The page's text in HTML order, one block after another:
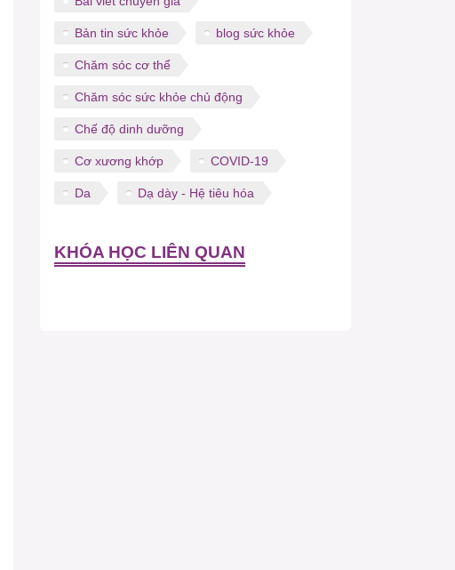
Bản tin sức khỏe blog sức khỏe
Chăm sóc cơ thể
Chăm sóc sức khỏe chủ động
Chế độ dinh dưỡng
Cơ xương khớp COVID-19
Da Dạ dày - Hệ tiêu hóa
KHÓA HỌC LIÊN QUAN